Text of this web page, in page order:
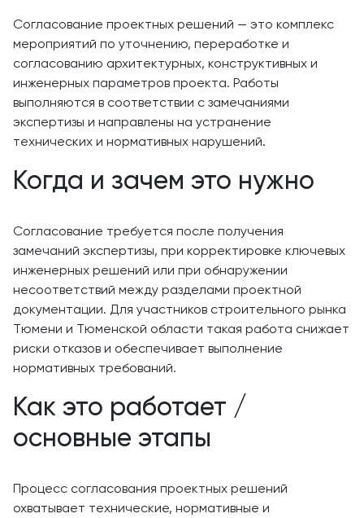
Согласование проектных решений — это комплекс
мероприятий по уточнению, переработке и
согласованию архитектурных, конструктивных и
инженерных параметров проекта. Работы
выполняются в соответствии с замечаниями
экспертизы и направлены на устранение
технических и нормативных нарушений.
Когда и зачем это нужно
Согласование требуется после получения
замечаний экспертизы, при корректировке ключевых
инженерных решений или при обнаружении
несоответствий между разделами проектной
документации. Для участников строительного рынка
Тюмени и Тюменской области такая работа снижает
риски отказов и обеспечивает выполнение
нормативных требований.
Как это работает /
основные этапы
Процесс согласования проектных решений
охватывает технические, нормативные и